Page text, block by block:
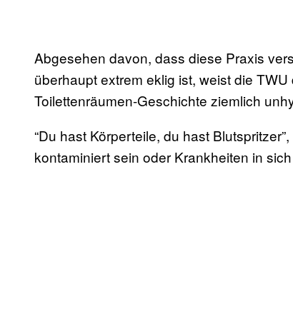
Abgesehen davon, dass diese Praxis
überhaupt extrem eklig ist, weist die
Toilettenräumen-Geschichte ziemlich
“Du hast Körperteile, du hast
kontaminiert sein oder Krankheiten in sich